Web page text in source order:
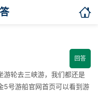

回答
游轮去三峡游，我们都还是
5号游船官网首页可以看到游